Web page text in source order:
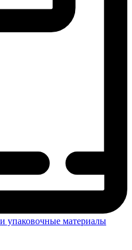
упаковочные материалы